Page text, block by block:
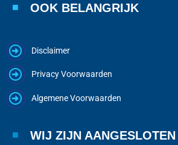
OOK BELANGRIJK
Disclaimer
Privacy Voorwaarden
Algemene Voorwaarden
WIJ ZIJN